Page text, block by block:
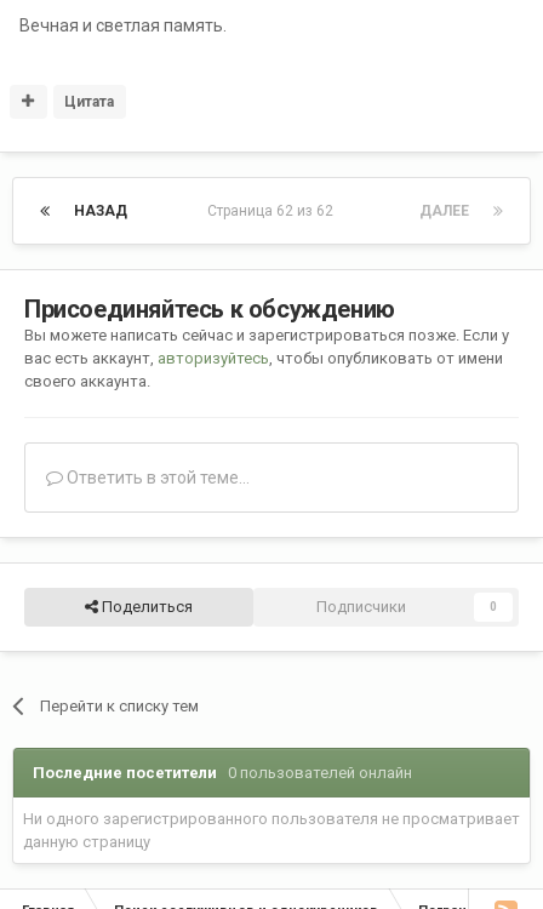
Вечная и светлая память.
Цитата
НАЗАД ДАЛЕЕ
Страница 62 из 62
Присоединяйтесь к обсуждению
Вы можете написать сейчас и зарегистрироваться позже. Если у
вас есть аккаунт, авторизуйтесь , чтобы опубликовать от имени
своего аккаунта.
Ответить в этой теме...
Поделиться Подписчики 0
Перейти к списку тем
Последние посетители 0 пользователей онлайн
Ни одного зарегистрированного пользователя не просматривает
данную страницу